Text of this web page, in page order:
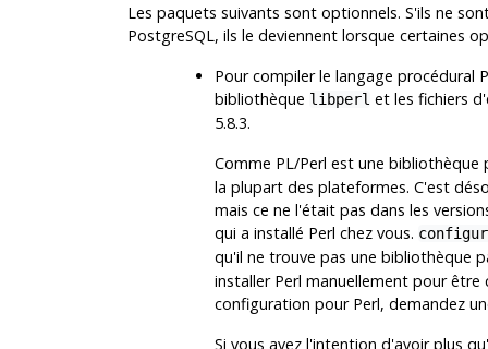
Les paquets suivants sont optionnels. S'ils ne
PostgreSQL, ils le deviennent lorsque certaines
Pour compiler le langage procédural
bibliothèque libperl et les fichiers
5.8.3.
Comme PL/Perl est une
la plupart des plateformes. C'est
mais ce ne l'était pas dans les
qui a installé Perl chez vous.
qu'il ne trouve pas une bibliothèque
installer Perl manuellement pour
configuration pour Perl, demandez
Si vous avez l'intention d'avoir plus